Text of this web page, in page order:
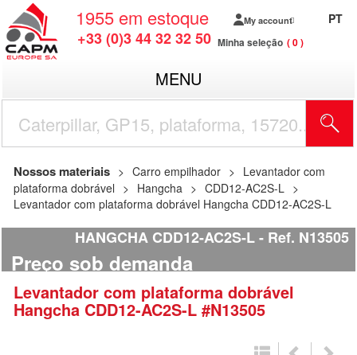
1955 em estoque
+33 (0)3 44 32 32 50
My account
Minha seleção 0
PT
MENU
Nossos materiais Carro empilhador
Levantador com
plataforma dobrável
Hangcha
CDD12-AC2S-L
Levantador com plataforma dobrável Hangcha CDD12-AC2S-L
HANGCHA CDD12-AC2S-L Ref. N13505
Preço sob demanda
Levantador com plataforma dobrável
Hangcha CDD12-AC2S-L #N13505